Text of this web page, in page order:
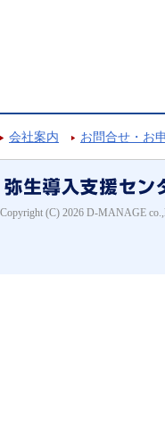
会社案内 お問合せ・お
Copyright (C) 2026 D-MANAGE